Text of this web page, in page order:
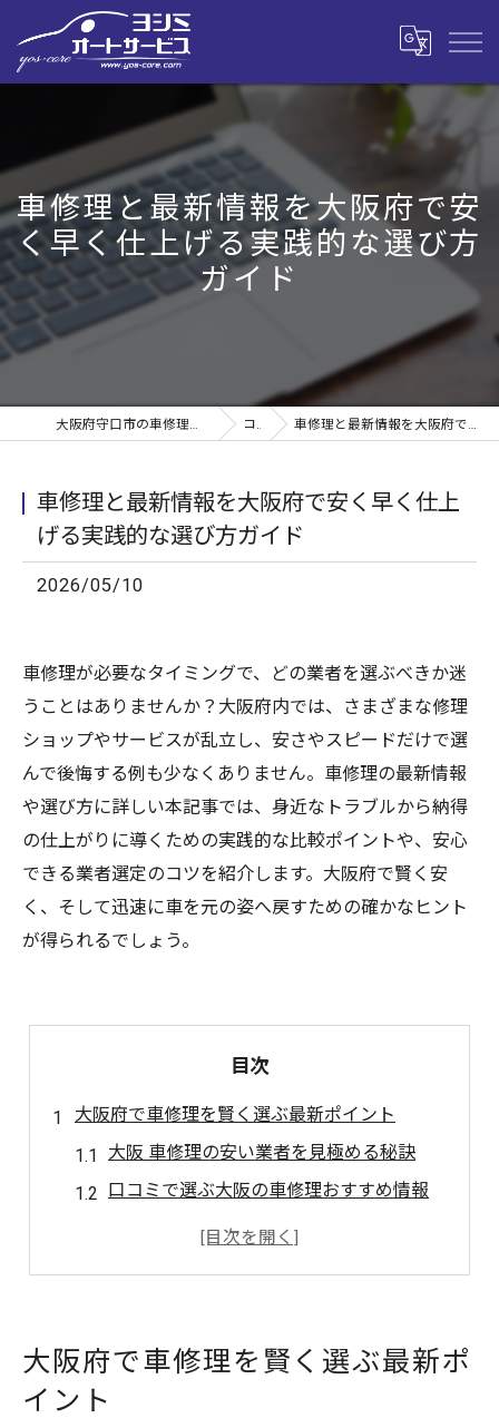
車修理と最新情報を大阪府で安
く早く仕上げる実践的な選び方
ガイド
大阪府守口市の車修理なら株式会社ヨシミオートサービス コラム 車修理と最新情報を大阪府で安く早く仕上げる実践的な選び方ガイド
車修理と最新情報を大阪府で安く早く仕上
げる実践的な選び方ガイド
2026/05/10
車修理が必要なタイミングで、どの業者を選ぶべきか迷
うことはありませんか？大阪府内では、さまざまな修理
ショップやサービスが乱立し、安さやスピードだけで選
んで後悔する例も少なくありません。車修理の最新情報
や選び方に詳しい本記事では、身近なトラブルから納得
の仕上がりに導くための実践的な比較ポイントや、安心
できる業者選定のコツを紹介します。大阪府で賢く安
く、そして迅速に車を元の姿へ戻すための確かなヒント
が得られるでしょう。
目次
大阪府で車修理を賢く選ぶ最新ポイント
大阪 車修理の安い業者を見極める秘訣
口コミで選ぶ大阪の車修理おすすめ情報
車修理 大阪の最新ランキング活用術
車修理の早さと安さを実現するコツ
車修理を安く早く終える大阪流テクニック
大阪府で車修理を賢く選ぶ最新ポ
イント